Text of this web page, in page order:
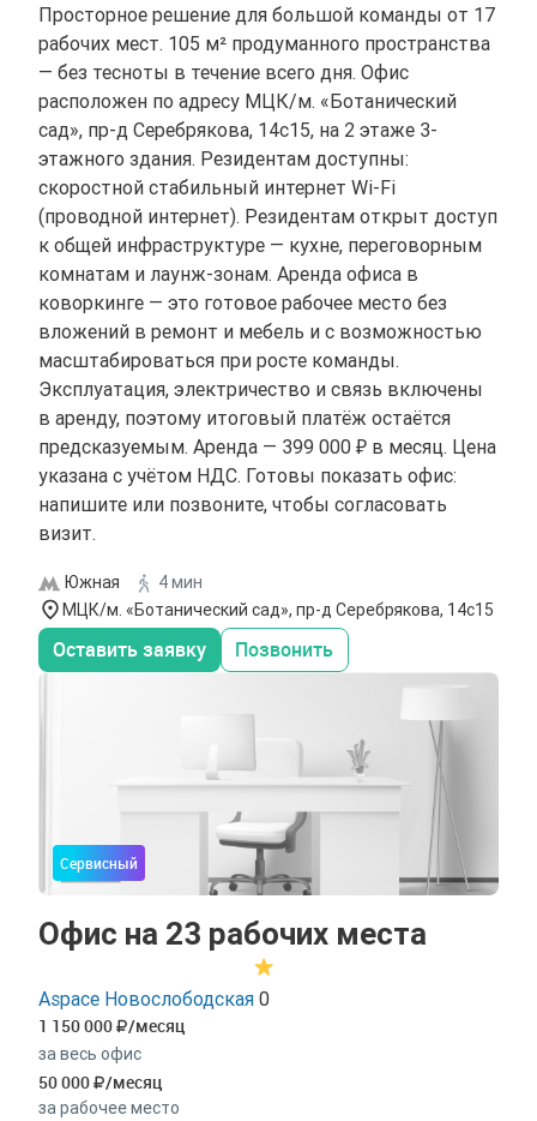
Просторное решение для большой команды от 17
рабочих мест. 105 м² продуманного пространства
— без тесноты в течение всего дня. Офис
расположен по адресу МЦК/м. «Ботанический
сад», пр-д Серебрякова, 14с15, на 2 этаже 3-
этажного здания. Резидентам доступны:
скоростной стабильный интернет Wi-Fi
(проводной интернет). Резидентам открыт доступ
к общей инфраструктуре — кухне, переговорным
комнатам и лаунж-зонам. Аренда офиса в
коворкинге — это готовое рабочее место без
вложений в ремонт и мебель и с возможностью
масштабироваться при росте команды.
Эксплуатация, электричество и связь включены
в аренду, поэтому итоговый платёж остаётся
предсказуемым. Аренда — 399 000 ₽ в месяц. Цена
указана с учётом НДС. Готовы показать офис:
напишите или позвоните, чтобы согласовать
визит.
Южная
4 мин
МЦК/м. «Ботанический сад», пр-д Серебрякова, 14с15
Оставить заявку Позвонить
Сервисный
Офис на 23 рабочих места
Aspace Новослободская 0
1 150 000 /месяц
за весь офис
50 000 /месяц
за рабочее место